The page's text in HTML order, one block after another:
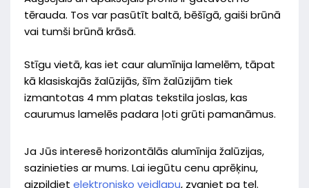
tērauda. Tos var pasūtīt baltā, bēšīgā, gaiši brūnā
vai tumši brūnā krāsā.
Stīgu vietā, kas iet caur alumīnija lamelēm, tāpat
kā klasiskajās žalūzijās, šīm žalūzijām tiek
izmantotas 4 mm platas tekstila joslas, kas
caurumus lamelēs padara ļoti grūti pamanāmus.
Ja Jūs interesē horizontālās alumīnija žalūzijas,
sazinieties ar mums. Lai iegūtu cenu aprēķinu,
aizpildiet elektronisko veidlapu, zvaniet pa tel.